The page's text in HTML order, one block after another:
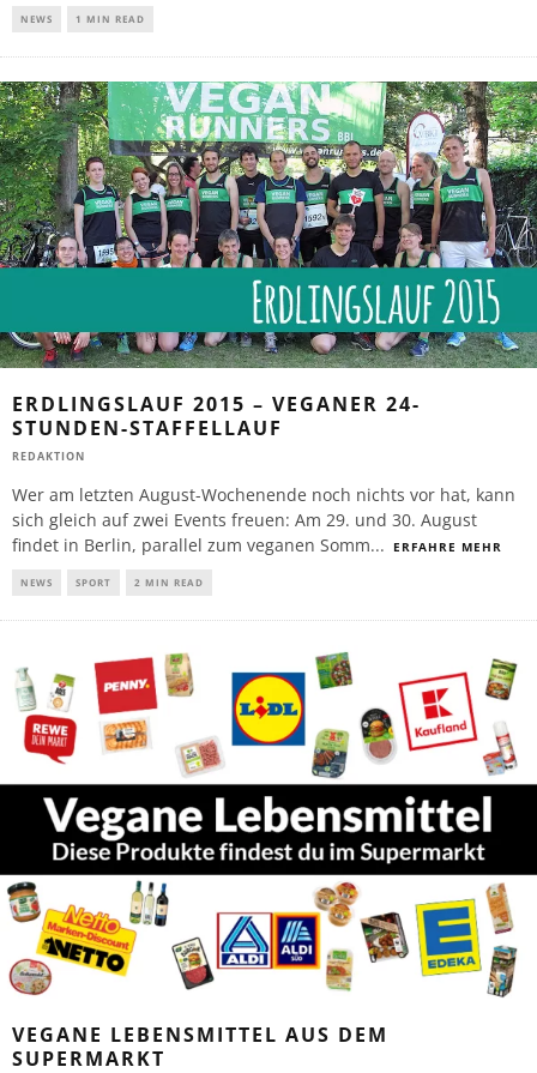
NEWS 1 MIN READ
ERDLINGSLAUF 2015 – VEGANER 24-
STUNDEN-STAFFELLAUF
REDAKTION
Wer am letzten August-Wochenende noch nichts vor hat, kann
sich gleich auf zwei Events freuen: Am 29. und 30. August
findet in Berlin, parallel zum veganen Somm... ERFAHRE MEHR
NEWS SPORT 2 MIN READ
VEGANE LEBENSMITTEL AUS DEM
SUPERMARKT